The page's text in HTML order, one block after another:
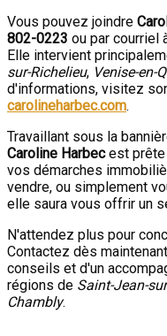
Vous pouvez joindre
802-0223 ou par courriel
Elle intervient
sur-Richelieu, Venise-en-
d'informations, visitez
carolineharbec.com.
Travaillant sous la
Caroline Harbecest prête
vos démarches
vendre, ou simplement
elle saura vous offrir un
N'attendez plus pour
Contactez dès
conseils et d'un
régions de Saint-Jean-
Chambly.